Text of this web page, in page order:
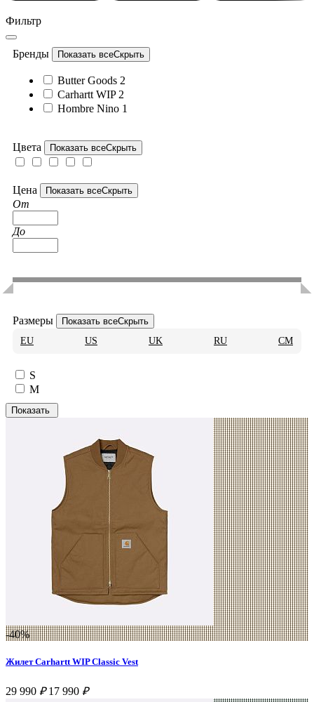
Фильтр
Бренды Показать всеСкрыть
Butter Goods 2
Carhartt WIP 2
Hombre Nino 1
Цвета Показать всеСкрыть
Цена Показать всеСкрыть
От
До
Размеры Показать всеСкрыть
EU
US UK RU CM
S
M
-40%
Жилет Carhartt WIP Classic Vest
29 990 ₽ 17 990 ₽